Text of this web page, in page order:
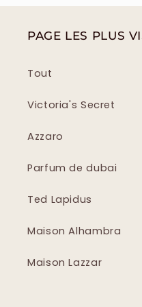
PAGE LES PLUS
Tout
Victoria's Secret
Azzaro
Parfum de dubai
Ted Lapidus
Maison Alhambra
Maison Lazzar